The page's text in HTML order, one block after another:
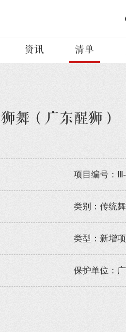
资讯 清单
狮舞（广东醒狮）
项目编号：
类别：传统
类型：新增项
保护单位：